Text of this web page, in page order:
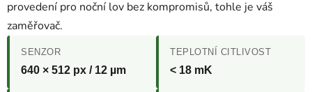
provedení pro noční lov bez kompromisů, tohle je váš
zaměřovač.
SENZOR
640 × 512 px / 12 µm
TEPLOTNÍ CITLIVOST
< 18 mK